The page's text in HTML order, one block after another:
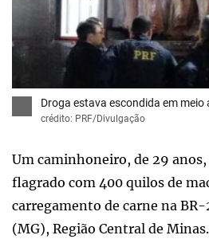
Droga estava escondida em meio
crédito: PRF/Divulgação
Um caminhoneiro, de 29
flagrado com 400 quilos de
carregamento de carne na
(MG), Região Central de Minas.